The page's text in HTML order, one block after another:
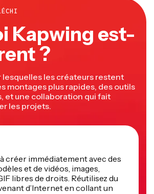
Kapwing est-
?
lesquelles les créateurs restent
montages plus rapides, des outils
et une collaboration qui fait
les projets.
créer immédiatement avec des
et de vidéos, images,
libres de droits. Réutilisez du
d’Internet en collant un